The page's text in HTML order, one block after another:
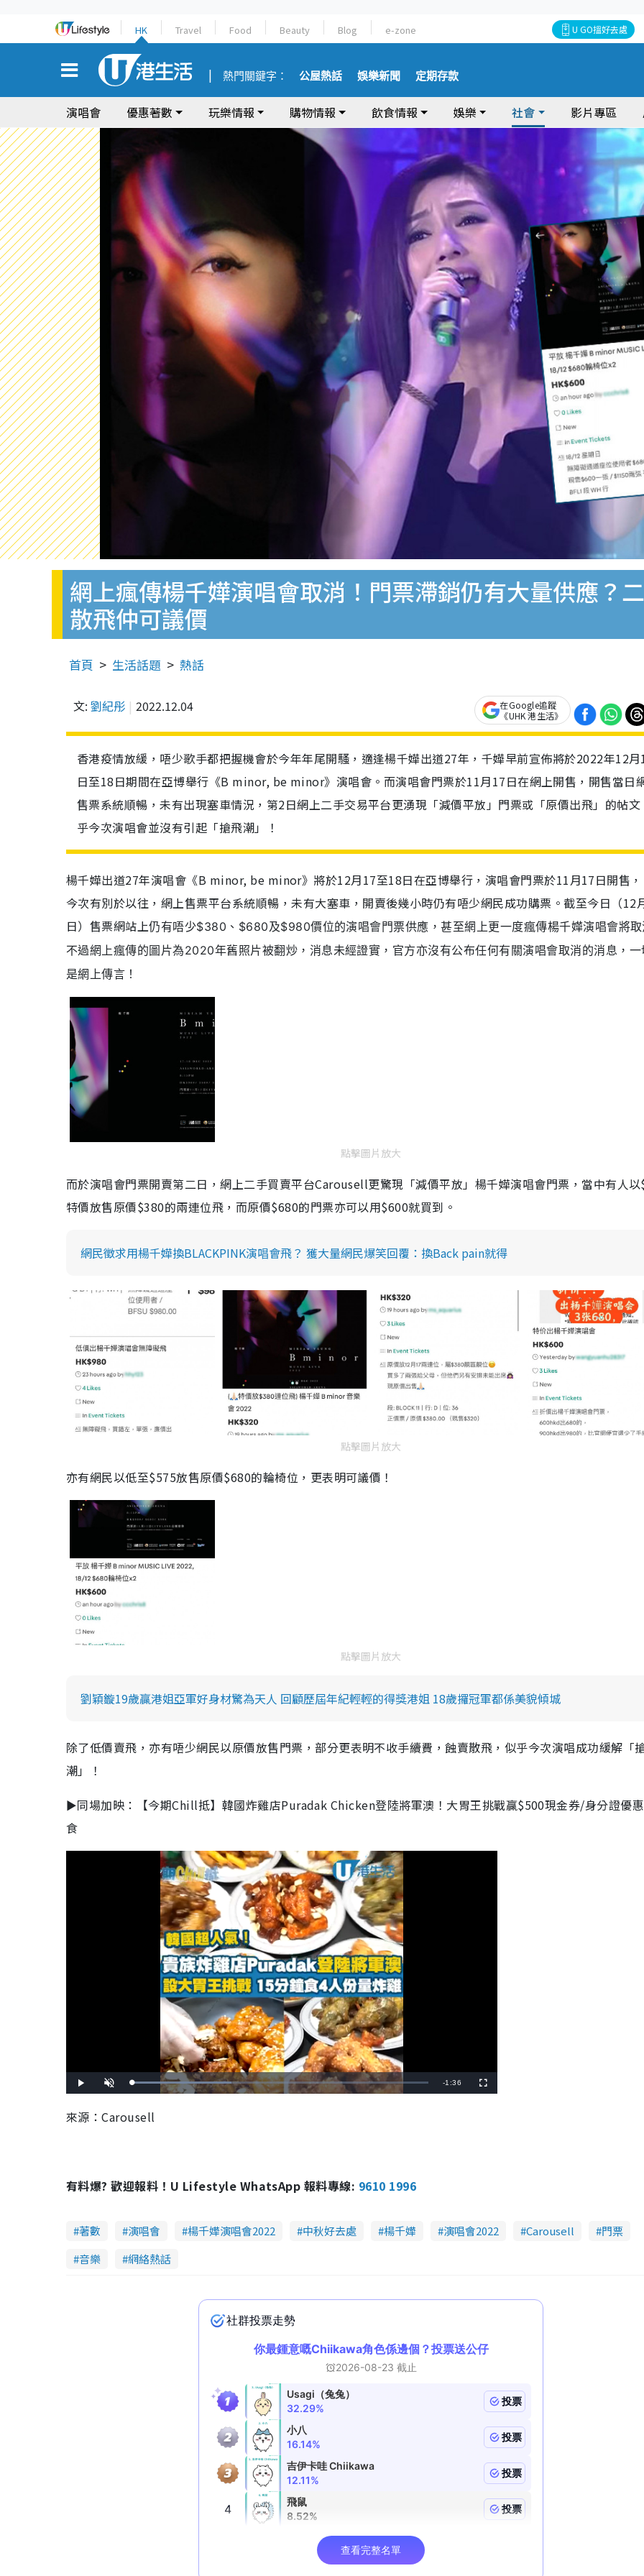
HK Travel Food Beauty Blog e-zone U GO搵好去處
熱門關鍵字： 公屋熱話 娛樂新聞 定期存款
演唱會 優惠著數 玩樂情報 購物情報 飲食情報 娛樂 社會 影片專區
網上瘋傳楊千嬅演唱會取消！門票滯銷仍有大量供應？
散飛仲可議價
首頁 生活話題 熱話
文: 劉紀彤 2022.12.04
在Google追蹤
《UHK 港生活》
香港疫情放緩，唔少歌手都把握機會於今年年尾開騷，適逢楊千嬅出道27年，千嬅早前宣佈將於2022年12
日至18日期間在亞博舉行《B minor, be minor》演唱會。而演唱會門票於11月17日在網上開售，開售當日
售票系統順暢，未有出現塞車情況，第2日網上二手交易平台更湧現「減價平放」門票或「原價出飛」的帖文
乎今次演唱會並沒有引起「搶飛潮」！
楊千嬅出道27年演唱會《B minor, be minor》將於12月17至18日在亞博舉行，演唱會門票於11月17日開售，
今次有別於以往，網上售票平台系統順暢，未有大塞車， 開賣後幾小時仍有唔少網民成功購票。截至今日（12
日）售票網站上仍有唔少$380、$680及$980價位的演唱會門票供應，甚至網上更一度瘋傳楊千嬅演唱會將
不過網上瘋傳的圖片為2020年舊照片被翻炒，消息未經證實，官方亦沒有公布任何有關演唱會取消的消息，一
是網上傳言！
點擊圖片放大
而於演唱會門票開賣第二日，網上二手買賣平台Carousell更驚現「減價平放」 楊千嬅演唱會門票，當中有人以
特價放售原價$380的兩連位飛 ， 而原價$680的門票亦可以用$600就買到 。
網民徵求用楊千嬅換BLACKPINK演唱會飛？ 獲大量網民爆笑回覆：換Back pain就得
點擊圖片放大
亦有網民以低至$575放售原價$680的輪椅位，更表明可議價！
點擊圖片放大
劉穎鏇19歲贏港姐亞軍好身材驚為天人 回顧歷屆年紀輕輕的得獎港姐 18歲攞冠軍都係美貌傾城
除了低價賣飛，亦有唔少網民以原價放售門票，部分更表明不收手續費，蝕賣散飛 ，似乎今次演唱成功緩解 「
潮」！
►同場加映：【今期Chill抵】韓國炸雞店Puradak Chicken登陸將軍澳！大胃王挑戰贏$500現金券/身分證優
食
l
n
t
e
L
o
R
n
i
-1:36
u
來源：Carousell
有料爆? 歡迎報料！U Lifestyle WhatsApp 報料專線: 9610 1996
著數 演唱會 楊千嬅演唱會2022 中秋好去處 楊千嬅 演唱會2022 Carousell
門票
音樂
網絡熱話